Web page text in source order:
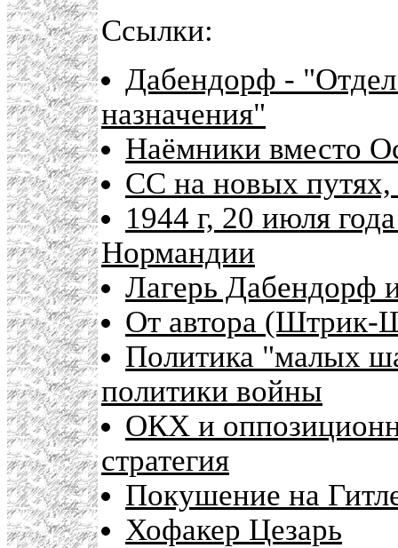
Ссылки:
Дабендорф -
назначения"
Наёмники вместо
СС на новых
1944 г, 20 июля
Нормандии
Лагерь Дабендорф
От автора (Штрик-
Политика "малых
политики войны
ОКХ и
стратегия
Покушение на
Хофакер Цезарь